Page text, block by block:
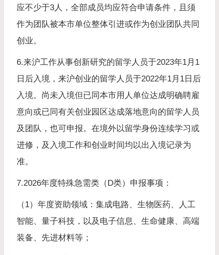
应不少于3人，全部成员均应符合申请条件，且须
作为团队被本市单位整体引进或作为创业团队共同
创业。
6.来沪工作从事创新研究的留学人员于2023年1月1
日后入境，来沪创业的留学人员于2022年1月1日后
入境。尚未入境但已同本市用人单位达成明确聘雇
意向或已同有关创业园区达成落地意向的留学人员
及团队，也可申报。在境外以留学身份连续学习或
进修，及入境工作和创业时间均以出入境记录为
准。
7.2026年度特殊急需类（D类）申报事项：
（1）年度资助领域：集成电路、生物医药、人工
智能、量子科技，以及电子信息、生命健康、高端
装备、先进材料等；